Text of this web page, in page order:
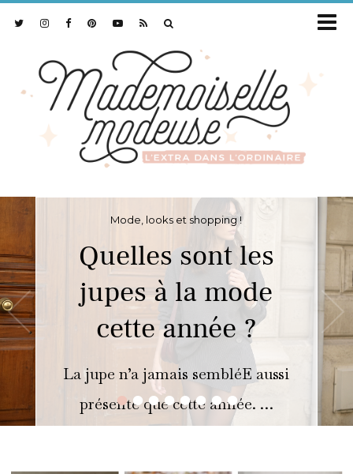
••••••••
Mode, looks et shopping !
Quelles sont les
jupes à la mode
cette année ?
La jupe n’a jamais sembléE aussi
présente que cette année. …